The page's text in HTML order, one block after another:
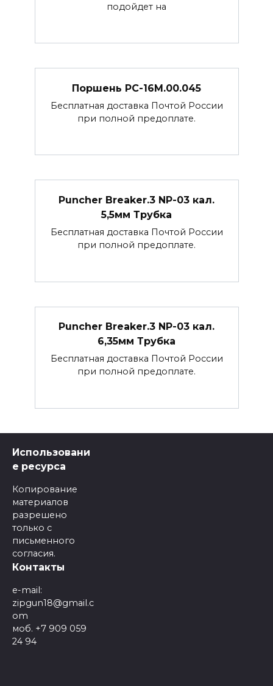
подойдет на
Поршень РС-16М.00.045
Бесплатная доставка Почтой России
при полной предоплате.
Puncher Breaker.3 NP-03 кал.
5,5мм Трубка
Бесплатная доставка Почтой России
при полной предоплате.
Puncher Breaker.3 NP-03 кал.
6,35мм Трубка
Бесплатная доставка Почтой России
при полной предоплате.
Использовани
е ресурса
Копирование
материалов
разрешено
только с
письменного
согласия.
Контакты
e-mail:
zipgun18@gmail.c
om
моб. +7 909 059
24 94